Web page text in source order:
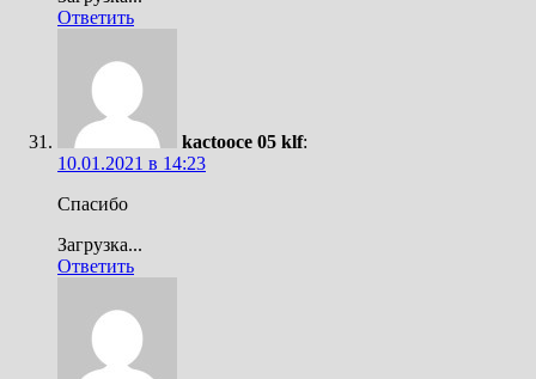
Ответить
kactooce 05 klf:
10.01.2021 в 14:23
Спасибо
Загрузка...
Ответить